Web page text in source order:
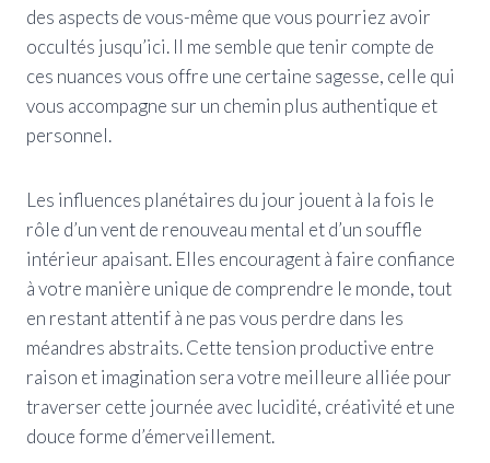
des aspects de vous-même que vous pourriez avoir
occultés jusqu’ici. Il me semble que tenir compte de
ces nuances vous offre une certaine sagesse, celle qui
vous accompagne sur un chemin plus authentique et
personnel.
Les influences planétaires du jour jouent à la fois le
rôle d’un vent de renouveau mental et d’un souffle
intérieur apaisant. Elles encouragent à faire confiance
à votre manière unique de comprendre le monde, tout
en restant attentif à ne pas vous perdre dans les
méandres abstraits. Cette tension productive entre
raison et imagination sera votre meilleure alliée pour
traverser cette journée avec lucidité, créativité et une
douce forme d’émerveillement.